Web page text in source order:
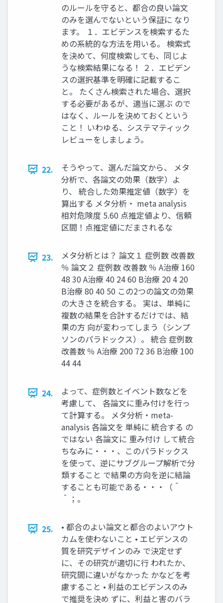
のルールを守ると、都合の良い論文
のみを選んでないという保証に なり
ます。 １．エビデンスを検索するた
めの系統的な方法を用いる。 検索式
を決めて、何度検索しても、同じよ
うな検索結果になる！ ２．エビデン
スの選択基準を明確に記載するこ
と。 たくさん検索された場合、選択
する必要があるが、適当に選ぶ ので
はなく、ルールを決めておくという
こと！ いわゆる、システマティック
レビューをしましょう。
22.
そうやって、選んだ論文から、 メタ
分析で、各論文の効果（数字）よ
り、 統合した効果推定値（数字）を
算出する メタ分析・ meta analysis
相対危険度 5.60 点推定値より、信頼
区間！点推定値にだまされるな
23.
メタ分析とは？ 論文１ 症例数 改善数
％ 論文２ 症例数 改善数 ％ A治療 160
48 30 A治療 40 24 60 B治療 20 4 20
B治療 80 40 50 この2つの論文の効果
の大きさを統合する。 実は、単純に
複数の結果を合計するだけでは、結
果の方 向が変わってしまう（シンプ
ソンのパラドックス）。 統合 症例数
改善数 ％ A治療 200 72 36 B治療 100
44 44
24.
よって、症例数とイベント数などを
考慮して、 各論文に重み付けを行っ
て計算する。 メタ分析・meta-
analysis 各論文を 単純に 統合する の
ではない 各論文に 重み付け して統合
ちなみに・・・、このパラドックス
を使って、逆にサブグループ解析で分
類すること で結果の方向を逆に結論
することも可能である・・・（＾
＾；。
25.
• 都合のよい論文と都合のよいアウト
カムを使わないこと • エビデンスの
質を研究デザインのみ で決定せず
に、その研究が適切に行 われたか、
研究間に違いがなかった かなどを考
慮すること • 利益のエビデンスのみ
で推奨を決め ずに、利益と害のバラ